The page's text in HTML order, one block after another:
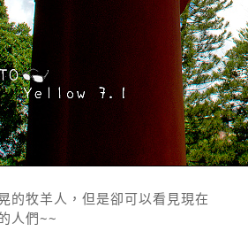
的牧羊人，但是卻可以看見現在
人們~~